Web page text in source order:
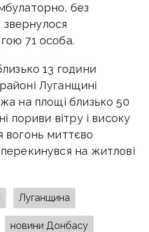
без
звернулося
71 особа.
13 години
Луганщині
на площі близько 50
пориви вітру і високу
вогонь миттєво
на житлові
Луганщина
новини Донбасу